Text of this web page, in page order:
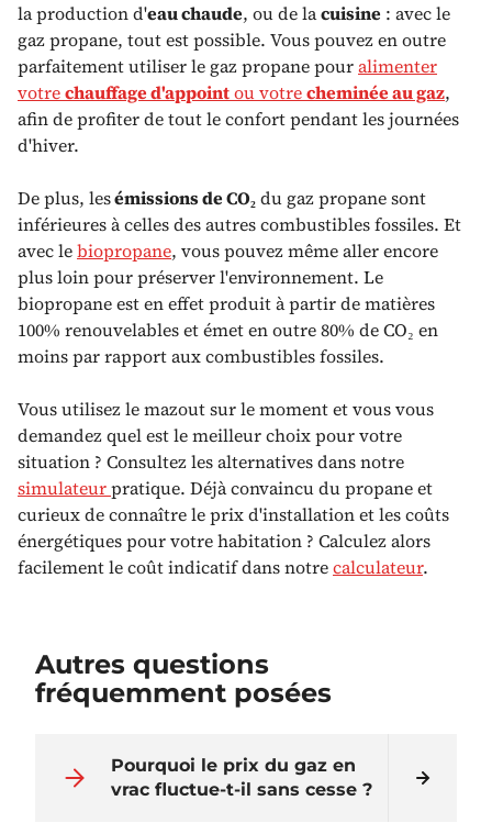
la production d'eau chaude, ou de lacuisine : avec le
gaz propane, tout est possible. Vous pouvez en outre
parfaitement utiliser le gaz propane pouralimenter
votrechauffage d'appointou votrecheminée au gaz,
afin de profiter de tout le confort pendant les journées
d'hiver.
De plus, lesémissions de CO₂du gaz propane sont
inférieures à celles des autres combustibles fossiles. Et
avec lebiopropane, vous pouvez même aller encore
plus loin pour préserver l'environnement. Le
biopropane est en effet produit à partir de matières
100% renouvelables et émet en outre 80% de CO₂ en
moins par rapport aux combustibles fossiles.
Vous utilisez le mazout sur le moment et vous vous
demandez quel est le meilleur choix pour votre
situation ? Consultez les alternatives dans notre
simulateurpratique. Déjà convaincu du propane et
curieux de connaître le prix d'installation et les coûts
énergétiques pour votre habitation ? Calculez alors
facilement le coût indicatif dans notrecalculateur.
Autres questions
fréquemment posées
Pourquoi le prix du gaz en
vrac fluctue-t-il sans cesse ?